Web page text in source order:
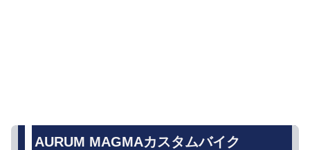
AURUM MAGMAカスタムバイク